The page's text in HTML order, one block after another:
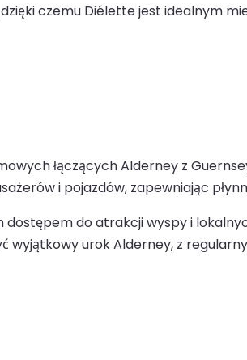
czemu Diélette jest idealnym
łączących Alderney z
i pojazdów, zapewniając
dostępem do atrakcji wyspy i
urok Alderney, z